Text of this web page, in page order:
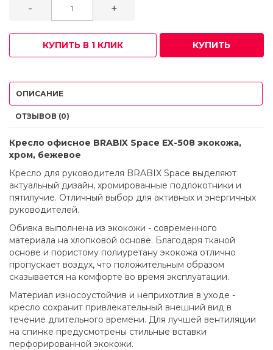
- +
КУПИТЬ В 1 КЛИК КУПИТЬ
ОПИСАНИЕ
ОТЗЫВОВ (0)
Кресло офисное BRABIX Space EX-508 экокожа,
хром, бежевое
Кресло для руководителя BRABIX Space выделяют
актуальный дизайн, хромированные подлокотники и
пятилучие. Отличный выбор для активных и энергичных
руководителей.
Обивка выполнена из экокожи - современного
материала на хлопковой основе. Благодаря тканой
основе и пористому полиуретану экокожа отлично
пропускает воздух, что положительным образом
сказывается на комфорте во время эксплуатации.
Материал износоустойчив и неприхотлив в уходе -
кресло сохранит привлекательный внешний вид в
течение длительного времени. Для лучшей вентиляции
на спинке предусмотрены стильные вставки
перфорированной экокожи.